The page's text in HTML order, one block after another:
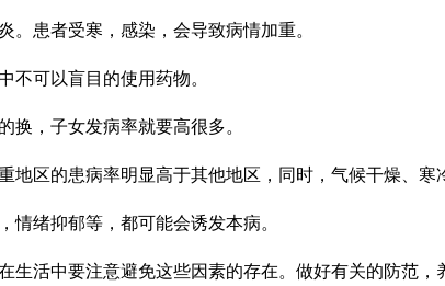
患者受寒，感染，会导致病情加重。
不可以盲目的使用药物。
换，子女发病率就要高很多。
区的患病率明显高于其他地区，同时，气候干燥、寒
绪抑郁等，都可能会诱发本病。
生活中要注意避免这些因素的存在。做好有关的防范